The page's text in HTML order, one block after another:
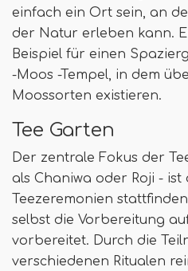
einfach ein Ort sein, an
der Natur erleben kann.
Beispiel für einen
-Moos -Tempel, in dem
Moossorten existieren.
Tee Garten
Der zentrale Fokus der
als Chaniwa oder Roji - ist
Teezeremonien
selbst die Vorbereitung
vorbereitet. Durch die
verschiedenen Ritualen